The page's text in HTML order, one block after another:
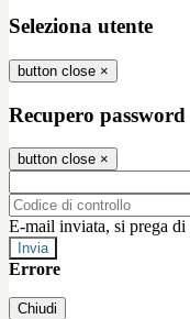
Seleziona utente
button close ×
Recupero password
button close ×
E-mail inviata, si prega di
Errore
Chiudi